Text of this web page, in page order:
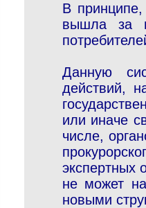
В
вышла за
Данную
действий,
или иначе
числе,
экспертных
не может
новыми